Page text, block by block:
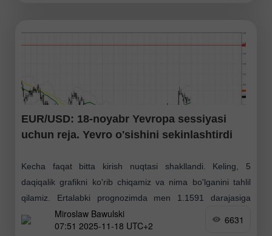
EUR/USD: 18-noyabr Yevropa sessiyasi
uchun reja. Yevro o'sishini sekinlashtirdi
Kecha faqat bitta kirish nuqtasi shakllandi. Keling, 5
daqiqalik grafikni ko'rib chiqamiz va nima bo'lganini tahlil
qilamiz. Ertalabki prognozimda men 1.1591 darajasiga
e'tibor qaratgan edim va shu asosda bozorga kirish
Miroslaw Bawulski
07:51 2025-11-18 UTC+2
6631